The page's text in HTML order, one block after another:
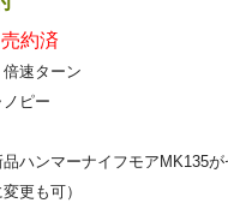
売約済
速ターン
ピー
ハンマーナイフモアMK135
更も可）